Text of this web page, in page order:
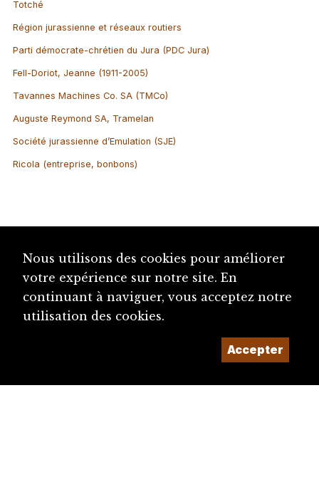
Totché
Région jurassienne et réseaux routiers
Parti démocrate-chrétien du Jura (PDC Jura)
Fell-Doriot, Jeanne (1911-2005)
Tavannes Machines Co. SA (TMCo)
Auguste Reymond SA, Tramelan
Société jurassienne d’Emulation (SJE)
Ricola (entreprise, bonbons)
Nous utilisons des cookies pour améliorer
votre expérience sur notre site. En
continuant à naviguer, vous acceptez notre
utilisation des cookies.
Accepter